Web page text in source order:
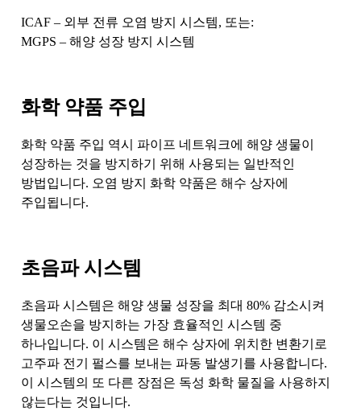
ICAF – 외부 전류 오염 방지 시스템, 또는:
MGPS – 해양 성장 방지 시스템
화학 약품 주입
화학 약품 주입 역시 파이프 네트워크에 해양 생물이
성장하는 것을 방지하기 위해 사용되는 일반적인
방법입니다. 오염 방지 화학 약품은 해수 상자에
주입됩니다.
초음파 시스템
초음파 시스템은 해양 생물 성장을 최대 80% 감소시켜
생물오손을 방지하는 가장 효율적인 시스템 중
하나입니다. 이 시스템은 해수 상자에 위치한 변환기로
고주파 전기 펄스를 보내는 파동 발생기를 사용합니다.
이 시스템의 또 다른 장점은 독성 화학 물질을 사용하지
않는다는 것입니다.